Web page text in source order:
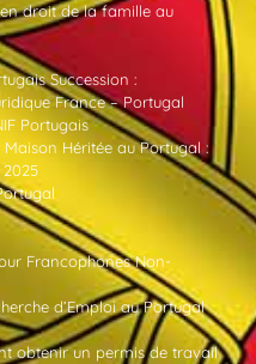
droit de la famille au
Succession :
France – Portugal
Portugais
Héritée au Portugal :
Francophones Non-
d’Emploi au Portugal
obtenir un permis de travail